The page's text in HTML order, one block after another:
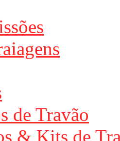
de Travão
& Kits de